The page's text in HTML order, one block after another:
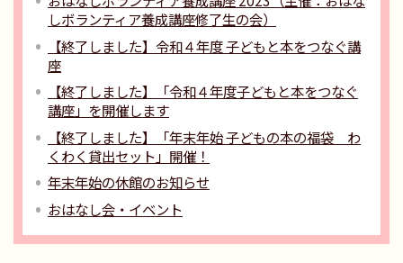
しボランティア養成講座修了生の会）
【終了しました】令和４年度 子どもと本をつなぐ講
座
【終了しました】「令和４年度子どもと本をつなぐ
講座」を開催します
【終了しました】「年末年始 子どもの本の福袋 わ
くわく貸出セット」開催！
年末年始の休館のお知らせ
おはなし会・イベント